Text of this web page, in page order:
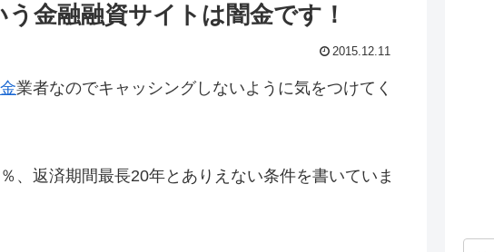
金融融資サイトは闇金です！
2015.12.11
業者なのでキャッシングしないように気をつけてく
、返済期間最長20年とありえない条件を書いていま